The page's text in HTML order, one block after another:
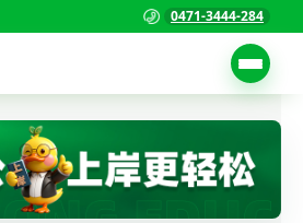
0471-3444-284
首页
国家公务员考试